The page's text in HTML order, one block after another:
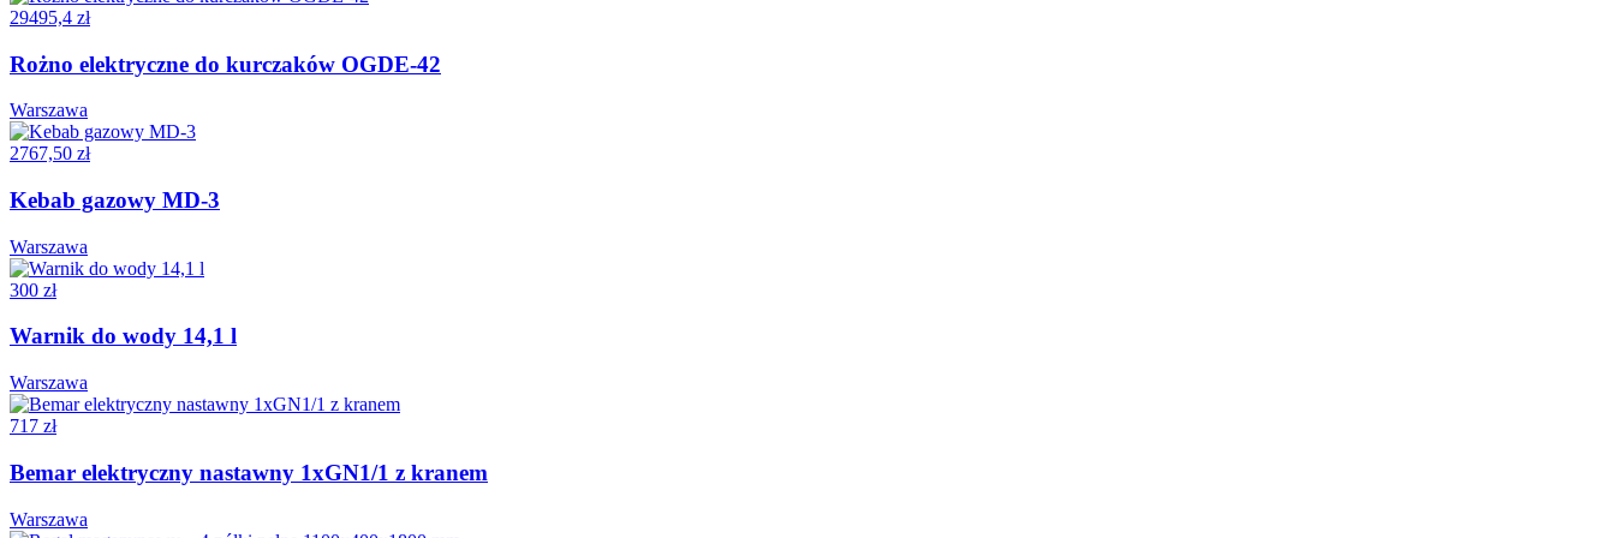
29495,4 zł
Rożno elektryczne do kurczaków OGDE-42
Warszawa
2767,50 zł
Kebab gazowy MD-3
Warszawa
300 zł
Warnik do wody 14,1 l
Warszawa
717 zł
Bemar elektryczny nastawny 1xGN1/1 z kranem
Warszawa